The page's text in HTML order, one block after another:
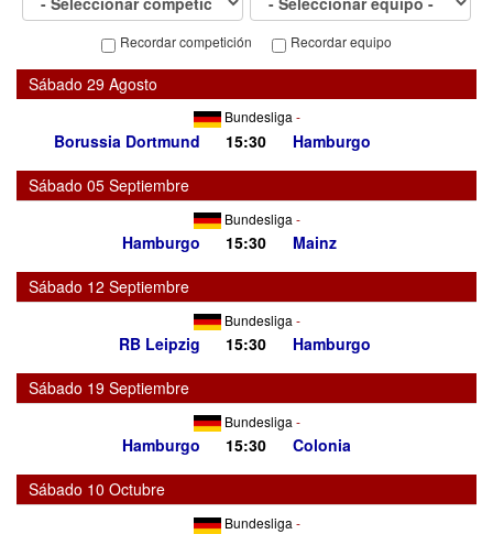
Recordar competición Recordar equipo
Sábado 29 Agosto
Bundesliga -
Borussia Dortmund 15:30
Hamburgo
Sábado 05 Septiembre
Bundesliga -
Hamburgo 15:30
Mainz
Sábado 12 Septiembre
Bundesliga -
RB Leipzig 15:30
Hamburgo
Sábado 19 Septiembre
Bundesliga -
Hamburgo 15:30
Colonia
Sábado 10 Octubre
Bundesliga -